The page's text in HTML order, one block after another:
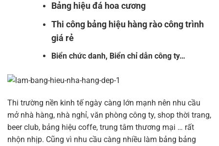
Bảng hiệu đá hoa cương
Thi công bảng hiệu hàng rào công trình
giá rẻ
Biển chức danh, Biển chỉ dẫn công ty…
Thi trường nền kinh tế ngày càng lớn mạnh nên nhu cầu
mở nhà hàng, nhà nghỉ, văn phòng công ty, shop thời trang,
beer club, bảng hiệu coffe, trung tâm thương mại … rất
nhộn nhịp. Cũng vì nhu cầu càng nhiều làm bảng bảng